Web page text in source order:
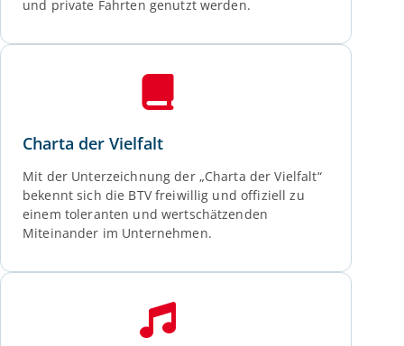
und private Fahrten genutzt werden.
Charta der Vielfalt
Mit der Unterzeichnung der „Charta der Vielfalt“
bekennt sich die BTV freiwillig und offiziell zu
einem toleranten und wertschätzenden
Miteinander im Unternehmen.